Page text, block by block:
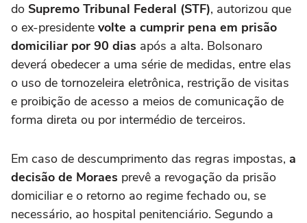
do Supremo Tribunal Federal (STF), autorizou que
o ex-presidente volte a cumprir pena em prisão
domiciliar por 90 dias após a alta. Bolsonaro
deverá obedecer a uma série de medidas, entre elas
o uso de tornozeleira eletrônica, restrição de visitas
e proibição de acesso a meios de comunicação de
forma direta ou por intermédio de terceiros.
Em caso de descumprimento das regras impostas, a
decisão de Moraes prevê a revogação da prisão
domiciliar e o retorno ao regime fechado ou, se
necessário, ao hospital penitenciário. Segundo a